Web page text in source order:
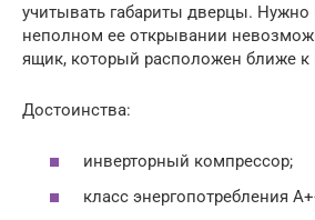
учитывать габариты дверцы. Нужно
неполном ее открывании
ящик, который расположен ближе к
Достоинства:
инверторный компрессор;
класс энергопотребления